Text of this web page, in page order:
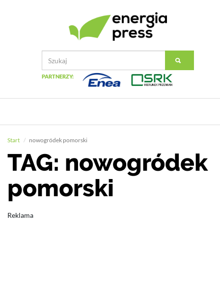
PARTNERZY:
Start nowogródek pomorski
TAG: nowogródek
pomorski
Reklama